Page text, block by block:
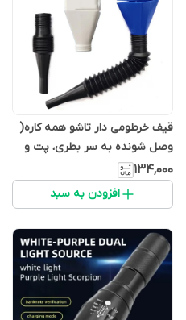
قیف خرطومی دار تاشو همه کاره(
وصل شونده به سر بطری، پت و
گالن..) (مدلmana1456)
۱۳۴٬۰۰۰
افزودن به سبد